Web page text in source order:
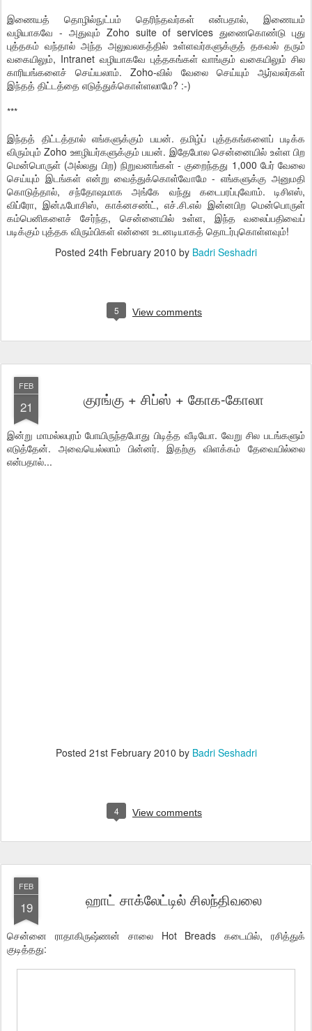
இணையத் தொழில்நுட்பம் தெரிந்தவர்கள் என்பதால், இணையம்
வழியாகவே - அதுவும் Zoho suite of services துணைகொண்டு புது
புத்தகம் வந்தால் அந்த அலுவலகத்தில் உள்ளவர்களுக்குத் தகவல் தரும்
வகையிலும், Intranet வழியாகவே புத்தகங்கள் வாங்கும் வகையிலும் சில
காரியங்களைச் செய்யலாம். Zoho-வில் வேலை செய்யும் ஆர்வலர்கள்
இந்தத் திட்டத்தை எடுத்துக்கொள்ளலாமே? :-)
***
இந்தத் திட்டத்தால் எங்களுக்கும் பயன். தமிழ்ப் புத்தகங்களைப் படிக்க
விரும்பும் Zoho ஊழியர்களுக்கும் பயன். இதேபோல சென்னையில் உள்ள பிற
மென்பொருள் (அல்லது பிற) நிறுவனங்கள் - குறைந்தது 1,000 பேர் வேலை
செய்யும் இடங்கள் என்று வைத்துக்கொள்வோமே - எங்களுக்கு அனுமதி
கொடுத்தால், சந்தோஷமாக அங்கே வந்து கடைபரப்புவோம். டிசிஎஸ்,
விப்ரோ, இன்ஃபோசிஸ், காக்னசண்ட், எச்.சி.எல் இன்னபிற மென்பொருள்
கம்பெனிகளைச் சேர்ந்த, சென்னையில் உள்ள, இந்த வலைப்பதிவைப்
படிக்கும் புத்தக விரும்பிகள் என்னை உடனடியாகத் தொடர்புகொள்ளவும்!
Posted 24th February 2010 by Badri Seshadri
5 View comments
FEB
21 குரங்கு + சிப்ஸ் + கோக-கோலா
இன்று மாமல்லபுரம் போயிருந்தபோது பிடித்த வீடியோ. வேறு சில படங்களும்
எடுத்தேன். அவையெல்லாம் பின்னர். இதற்கு விளக்கம் தேவையில்லை
என்பதால்...
Posted 21st February 2010 by Badri Seshadri
4 View comments
FEB
19 ஹாட் சாக்லேட்டில் சிலந்திவலை
சென்னை ராதாகிருஷ்ணன் சாலை Hot Breads கடையில், ரசித்துக்
குடித்தது: